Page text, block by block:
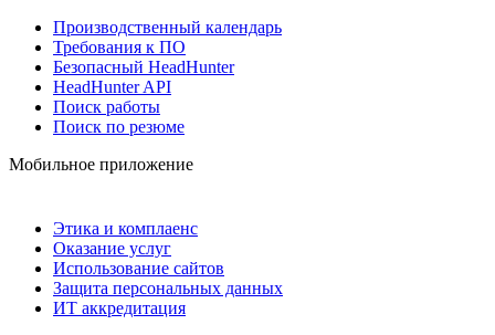
Производственный календарь
Требования к ПО
Безопасный HeadHunter
HeadHunter API
Поиск работы
Поиск по резюме
Мобильное приложение
Этика и комплаенс
Оказание услуг
Использование сайтов
Защита персональных данных
ИТ аккредитация